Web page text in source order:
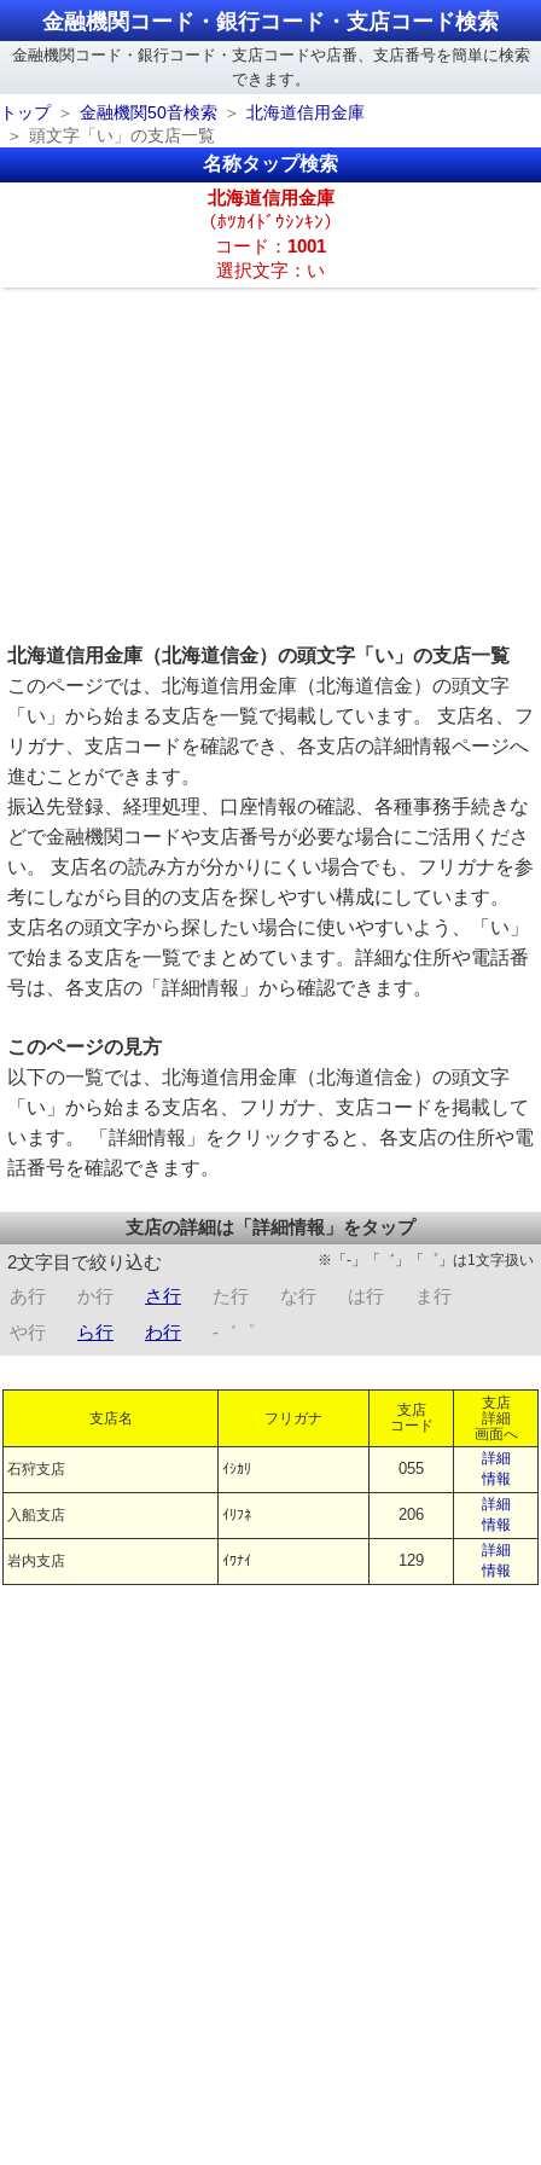
金融機関コード・銀行コード・支店コード検索
金融機関コード・銀行コード・支店コードや店番、支店番号を簡単に検索
できます。
トップ
金融機関50音検索
北海道信用金庫
頭文字「い」の支店一覧
名称タップ検索
北海道信用金庫
（ﾎﾂｶｲﾄﾞｳｼﾝｷﾝ）
コード： 1001
選択文字：い
北海道信用金庫（北海道信金）の頭文字「い」の支店一覧
このページでは、北海道信用金庫（北海道信金）の頭文字
「い」から始まる支店を一覧で掲載しています。 支店名、フ
リガナ、支店コードを確認でき、各支店の詳細情報ページへ
進むことができます。
振込先登録、経理処理、口座情報の確認、各種事務手続きな
どで金融機関コードや支店番号が必要な場合にご活用くださ
い。 支店名の読み方が分かりにくい場合でも、フリガナを参
考にしながら目的の支店を探しやすい構成にしています。
支店名の頭文字から探したい場合に使いやすいよう、「い」
で始まる支店を一覧でまとめています。詳細な住所や電話番
号は、各支店の「詳細情報」から確認できます。
このページの見方
以下の一覧では、北海道信用金庫（北海道信金）の頭文字
「い」から始まる支店名、フリガナ、支店コードを掲載して
います。 「詳細情報」をクリックすると、各支店の住所や電
話番号を確認できます。
支店の詳細は「詳細情報」をタップ
2文字目で絞り込む
※「-」「゛」「゜」は1文字扱い
あ行 か行 さ行 た行 な行 は行
ま行
や行
ら行 わ行 -゛゜
支店名 フリガナ
支店
コード
支店
詳細
画面へ
石狩支店 ｲｼｶﾘ 055
詳細
情報
入船支店 ｲﾘﾌﾈ 206
詳細
情報
岩内支店 ｲﾜﾅｲ 129
詳細
情報